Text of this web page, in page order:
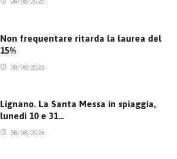
Non frequentare ritarda la laurea del
15%
08/08/2026
Lignano. La Santa Messa in spiaggia,
lunedì 10 e 31…
08/08/2026